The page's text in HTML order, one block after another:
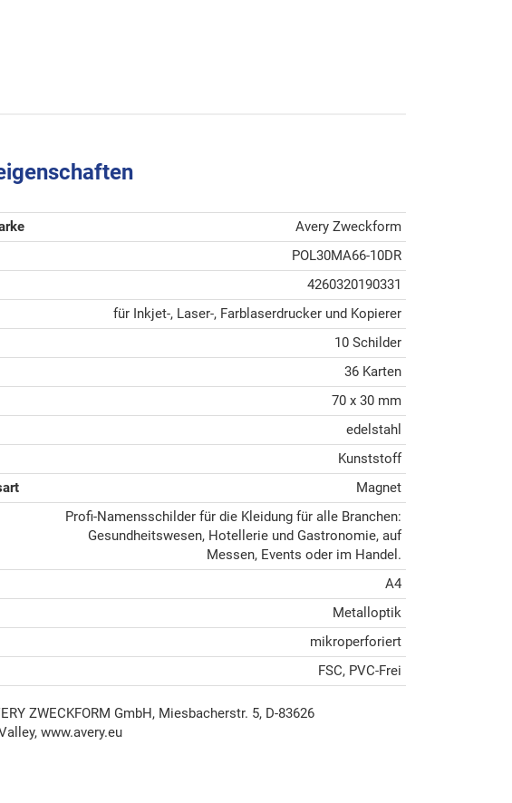
Avery Zweckform
POL30MA66-10DR
4260320190331
für Inkjet-, Laser-, Farblaserdrucker und Kopierer
10 Schilder
36 Karten
70 x 30 mm
edelstahl
Kunststoff
Magnet
Profi-Namensschilder für die Kleidung für alle Branchen:
Gesundheitswesen, Hotellerie und Gastronomie, auf
Messen, Events oder im Handel.
A4
Metalloptik
mikroperforiert
FSC, PVC-Frei
ZWECKFORM GmbH, Miesbacherstr. 5, D-83626
www.avery.eu